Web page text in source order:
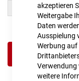
akzeptieren
Weitergabe
Daten
Ausspielung
Werbung auf
Verwendung
weitere
L